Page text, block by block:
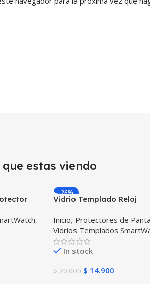
estas viendo
Gear S3,
-26%
Vidrio Templado Reloj
Inicio, Protectores de
Vidrios Templados
In stock
$20.000 $ 14.900